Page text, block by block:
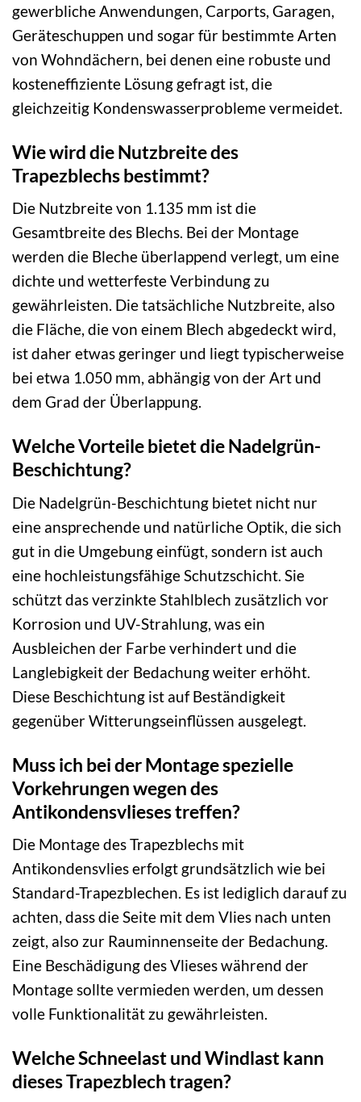
gewerbliche Anwendungen, Carports, Garagen,
Geräteschuppen und sogar für bestimmte Arten
von Wohndächern, bei denen eine robuste und
kosteneffiziente Lösung gefragt ist, die
gleichzeitig Kondenswasserprobleme vermeidet.
Wie wird die Nutzbreite des
Trapezblechs bestimmt?
Die Nutzbreite von 1.135 mm ist die
Gesamtbreite des Blechs. Bei der Montage
werden die Bleche überlappend verlegt, um eine
dichte und wetterfeste Verbindung zu
gewährleisten. Die tatsächliche Nutzbreite, also
die Fläche, die von einem Blech abgedeckt wird,
ist daher etwas geringer und liegt typischerweise
bei etwa 1.050 mm, abhängig von der Art und
dem Grad der Überlappung.
Welche Vorteile bietet die Nadelgrün-
Beschichtung?
Die Nadelgrün-Beschichtung bietet nicht nur
eine ansprechende und natürliche Optik, die sich
gut in die Umgebung einfügt, sondern ist auch
eine hochleistungsfähige Schutzschicht. Sie
schützt das verzinkte Stahlblech zusätzlich vor
Korrosion und UV-Strahlung, was ein
Ausbleichen der Farbe verhindert und die
Langlebigkeit der Bedachung weiter erhöht.
Diese Beschichtung ist auf Beständigkeit
gegenüber Witterungseinflüssen ausgelegt.
Muss ich bei der Montage spezielle
Vorkehrungen wegen des
Antikondensvlieses treffen?
Die Montage des Trapezblechs mit
Antikondensvlies erfolgt grundsätzlich wie bei
Standard-Trapezblechen. Es ist lediglich darauf zu
achten, dass die Seite mit dem Vlies nach unten
zeigt, also zur Rauminnenseite der Bedachung.
Eine Beschädigung des Vlieses während der
Montage sollte vermieden werden, um dessen
volle Funktionalität zu gewährleisten.
Welche Schneelast und Windlast kann
dieses Trapezblech tragen?